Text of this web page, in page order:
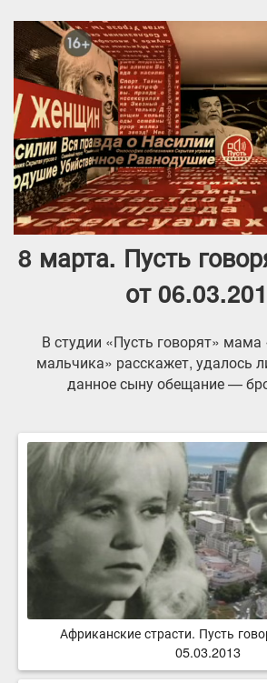
8 марта. Пусть
от
В студии «Пусть говорят» мама
мальчика» расскажет, удалось
данное сыну обещание —
Африканские страсти. Пусть
05.03.2013